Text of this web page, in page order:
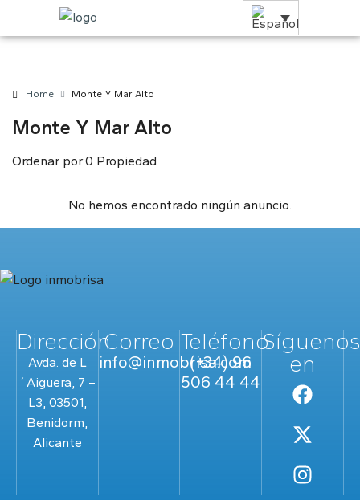
Home Monte Y Mar Alto
Monte Y Mar Alto
0 Propiedad
Ordenar por:
No hemos encontrado ningún anuncio.
Dirección
Avda. de L
´Aiguera, 7 –
L3, 03501,
Benidorm,
Alicante
Correo
info@inmobrisa.com
Teléfono
(+34) 96
506 44 44
en